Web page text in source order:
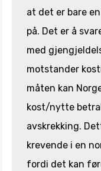
at det er bare
på. Det er å
med
motstander
måten kan
kost/nytte
avskrekking.
krevende i en
fordi det kan